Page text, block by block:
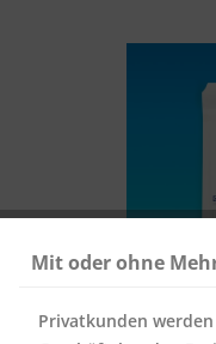
Mit oder ohne
Privatkunden